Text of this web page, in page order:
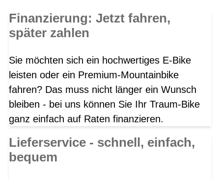
Finanzierung: Jetzt fahren,
später zahlen
Sie möchten sich ein hochwertiges E-Bike
leisten oder ein Premium-Mountainbike
fahren? Das muss nicht länger ein Wunsch
bleiben - bei uns können Sie Ihr Traum-Bike
ganz einfach auf Raten finanzieren.
Lieferservice - schnell, einfach,
bequem